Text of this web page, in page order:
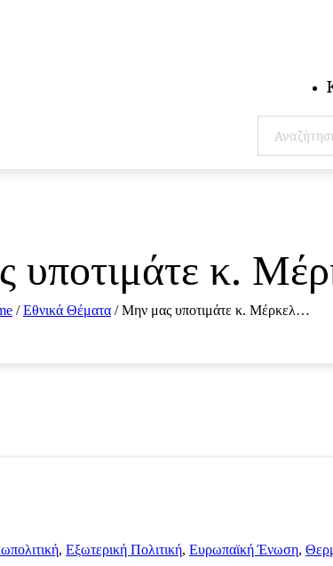
υποτιμάτε κ.
/ Εθνικά Θέματα / Μην μας υποτιμάτε κ. Μέρκελ…
, Εξωτερική Πολιτική, Ευρωπαϊκή Ένωση,